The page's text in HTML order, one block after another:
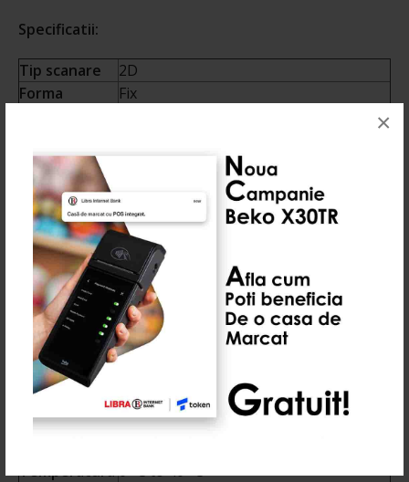
×
Specificatii:
Tip scanare
2D
Forma
Fix
scanare
Viteza
scanare
254 scanari/sec.
Interfata
conexiune
USB
Coduri de
bare
Code 39, Code 128, Code 93,
Codabar/NW7, Code 11, MSI Plessey,
UPC/EAN, Interleaved 2 of 5, Korean 3
of 5, GS1 DataBar, Base 32 (Italian
Pharma), PDF417, Micro PDF417,
Composite Codes, TLC-39, Aztec,
DataMatrix, MaxiCode, QR Code, Micro
QR, Chinese Sensible (Han Xin), Postal
Temperatura0° C to 40° C